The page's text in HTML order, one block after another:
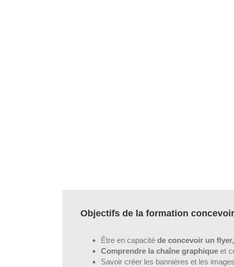
Objectifs de la formation
Être en capacité de concevoir un
Comprendre la chaîne graphique et
Savoir créer les bannières et les